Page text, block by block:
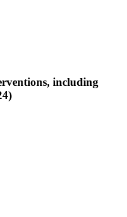
including